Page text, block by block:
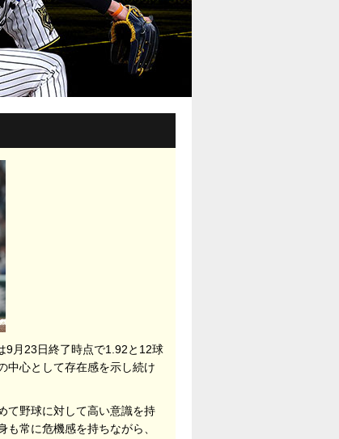
9月23日終了時点で1.92と12球
中心として存在感を示し続け
て野球に対して高い意識を持
常に危機感を持ちながら、